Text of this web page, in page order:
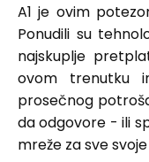
A1 je ovim
Ponudili su
najskuplje
ovom trenutku
prosečnog
da odgovore - ili
mreže za sve